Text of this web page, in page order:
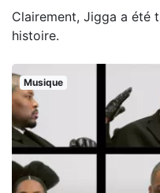
Clairement, Jigga a été
histoire.
Musique